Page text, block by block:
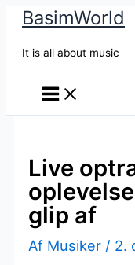
BasimWorld
It is all about music
Live
glip af
Af Musiker / 2.